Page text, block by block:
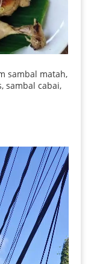
sambal matah,
sambal cabai,